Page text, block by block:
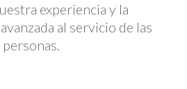
experiencia y la
al servicio de las
personas.